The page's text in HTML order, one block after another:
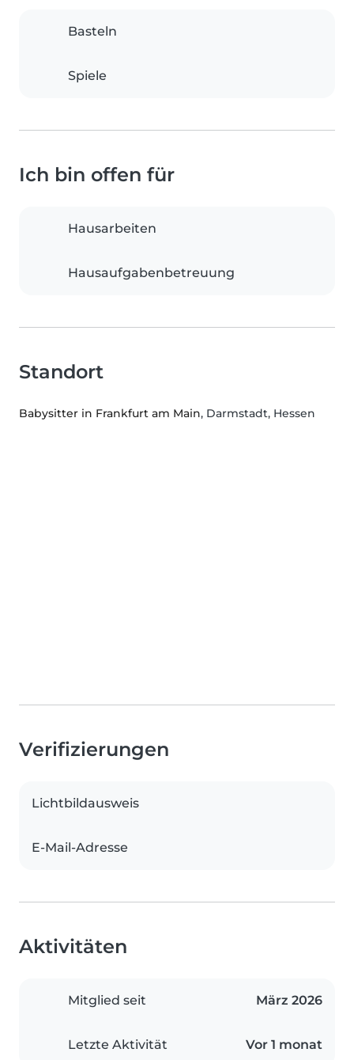
Basteln
Spiele
Ich bin offen für
Hausarbeiten
Hausaufgabenbetreuung
Standort
Babysitter in Frankfurt am Main, Darmstadt, Hessen
Verifizierungen
Lichtbildausweis
E-Mail-Adresse
Aktivitäten
Mitglied seit März 2026
Letzte Aktivität Vor 1 monat